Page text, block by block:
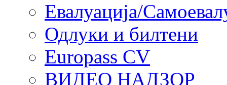
Евалуација/
Одлуки и билтени
Europass CV
ВИДЕО НАДЗОР